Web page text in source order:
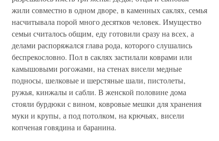
жили совместно в одном дворе‚ в каменных саклях‚ семья
насчитывала порой много десятков человек. Имущество
семьи считалось общим‚ еду готовили сразу на всех‚ а
делами распоряжался глава рода‚ которого слушались
беспрекословно. Пол в саклях застилали коврами или
камышовыми рогожами‚ на стенах висели медные
подносы‚ шелковые и шерстяные шали‚ пистолеты‚
ружья‚ кинжалы и сабли. В женской половине дома
стояли бурдюки с вином‚ ковровые мешки для хранения
муки и крупы‚ а под потолком‚ на крючьях‚ висели
копченая говядина и баранина.